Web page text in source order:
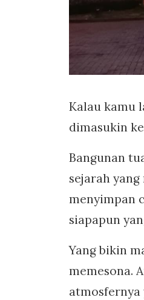
Kalau kamu
dimasukin
Bangunan
sejarah
menyimpan
siapapun
Yang bikin
memesona.
atmosfernya